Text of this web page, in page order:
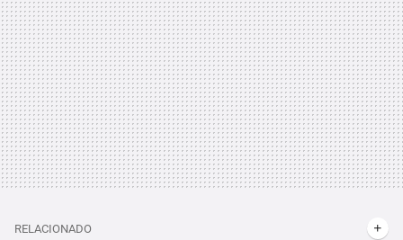
RELACIONADO